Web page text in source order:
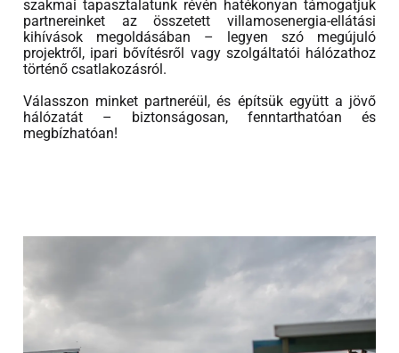
szakmai tapasztalatunk révén hatékonyan támogatjuk
partnereinket az összetett villamosenergia-ellátási
kihívások megoldásában – legyen szó megújuló
projektről, ipari bővítésről vagy szolgáltatói hálózathoz
történő csatlakozásról.
Válasszon minket partneréül, és építsük együtt a jövő
hálózatát – biztonságosan, fenntarthatóan és
megbízhatóan!